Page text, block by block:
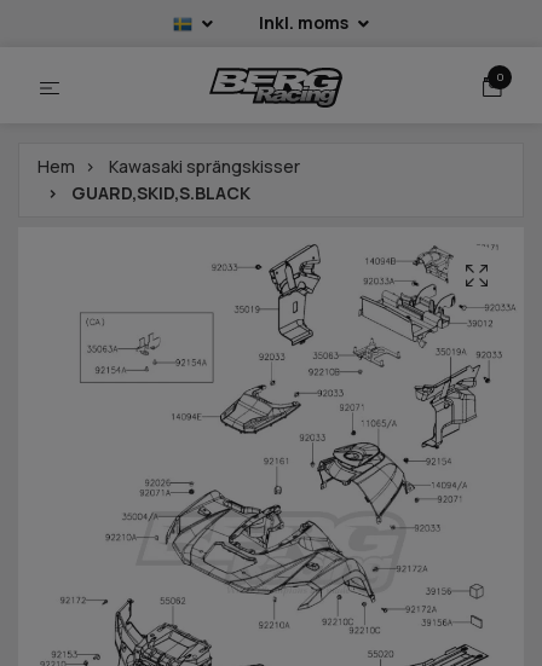
Inkl. moms
0
Hem
Kawasaki sprängskisser
GUARD,SKID,S.BLACK